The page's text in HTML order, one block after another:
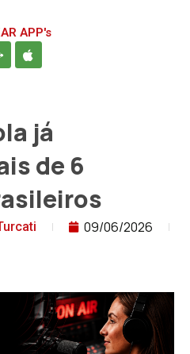
APP's
já
de 6
09/06/2026